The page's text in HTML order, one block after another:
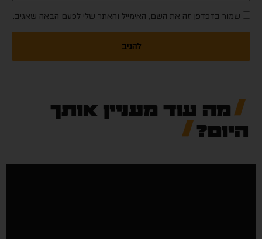
שמור בדפדפן זה את השם, האימייל והאתר שלי לפעם הבאה שאגיב.
מה עוד מעניין אותך
היום?